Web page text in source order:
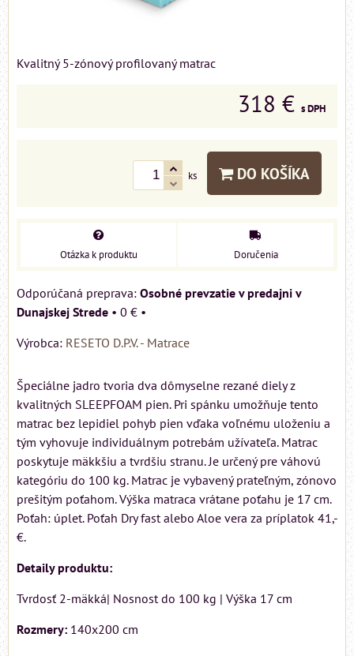
Kvalitný 5-zónový profilovaný matrac
318 € s DPH
ks DO KOŠÍKA
Otázka k produktu Doručenia
Osobné prevzatie v predajni v
Dunajskej Strede • 0 € •
Výrobca: RESETO D.P.V. - Matrace
Špeciálne jadro tvoria dva dômyselne rezané diely z
kvalitných SLEEPFOAM pien. Pri spánku umožňuje tento
matrac bez lepidiel pohyb pien vďaka voľnému uloženiu a
tým vyhovuje individuálnym potrebám užívateľa. Matrac
poskytuje mäkkšiu a tvrdšiu stranu. Je určený pre váhovú
kategóriu do 100 kg. Matrac je vybavený prateľným, zónovo
prešitým poťahom. Výška matraca vrátane poťahu je 17 cm.
Poťah: úplet. Poťah Dry fast alebo Aloe vera za príplatok 41,-
€.
Detaily produktu:
Tvrdosť 2-mäkká| Nosnost do 100 kg | Výška 17 cm
Rozmery: 140x200 cm